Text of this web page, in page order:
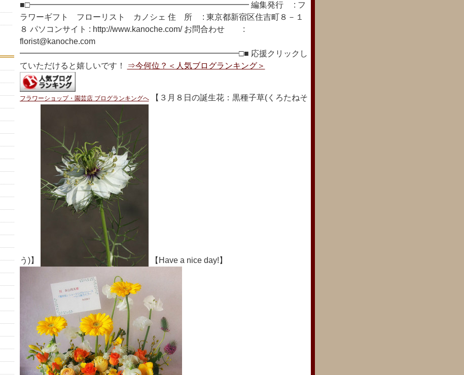
■□━━━━━━━━━━━━━━━━━━━━━━━━━━━ 編集発行 : フ
ラワーギフト フローリスト カノシェ 住 所 : 東京都新宿区住吉町８－１
８ パソコンサイト : http://www.kanoche.com/ お問合わせ :
florist@kanoche.com
━━━━━━━━━━━━━━━━━━━━━━━━━━━□■ 応援クリックし
ていただけると嬉しいです！
⇒今何位？＜人気ブログランキング＞
フラワーショップ・園芸店 ブログランキングへ【３月８日の誕生花：黒種子草(くろたねそ
う)】 【Have a nice day!】